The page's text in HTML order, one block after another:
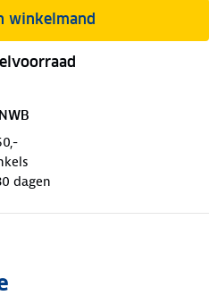
winkelmand
dagen